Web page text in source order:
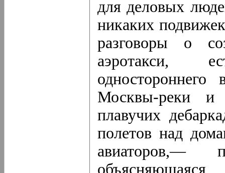
для деловых
никаких
разговоры о
аэротакси,
Москвы-реки и
плавучих
полетов над
авиаторов,—